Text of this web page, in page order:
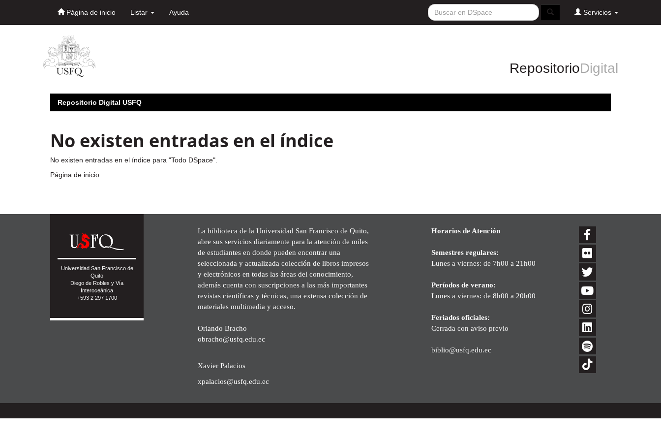
Página de inicio Listar Ayuda Servicios
RepositorioDigital
Repositorio Digital USFQ
No existen entradas en el índice
No existen entradas en el índice para "Todo DSpace".
Página de inicio
Universidad San Francisco de
Quito
Diego de Robles y Vía
Interoceánica
+593 2 297 1700
La biblioteca de la Universidad San Francisco de Quito,
abre sus servicios diariamente para la atención de miles
de estudiantes en donde pueden encontrar una
seleccionada y actualizada colección de libros impresos
y electrónicos en todas las áreas del conocimiento,
además cuenta con suscripciones a las más importantes
revistas científicas y técnicas, una extensa colección de
materiales multimedia y acceso.
Orlando Bracho
obracho@usfq.edu.ec
Xavier Palacios
xpalacios@usfq.edu.ec
Horarios de Atención
Semestres regulares:
Lunes a viernes: de 7h00 a 21h00
Períodos de verano:
Lunes a viernes: de 8h00 a 20h00
Feriados oficiales:
Cerrada con aviso previo
biblio@usfq.edu.ec